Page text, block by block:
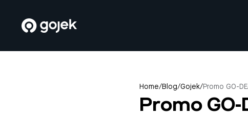
Home/Blog/Gojek/Promo GO-
Promo